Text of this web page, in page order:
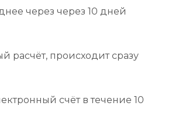
через через 10 дней
расчёт, происходит сразу
счёт в течение 10